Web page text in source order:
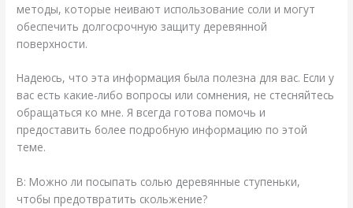
методы, которые неивают использование соли и могут
обеспечить долгосрочную защиту деревянной
поверхности.
Надеюсь, что эта информация была полезна для вас. Если у
вас есть какие-либо вопросы или сомнения, не стесняйтесь
обращаться ко мне. Я всегда готова помочь и
предоставить более подробную информацию по этой
теме.
В: Можно ли посыпать солью деревянные ступеньки,
чтобы предотвратить скольжение?